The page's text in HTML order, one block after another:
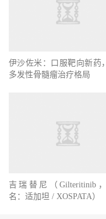
伊沙佐米：口服靶向新药
多发性骨髓瘤治疗格局
吉瑞替尼（Gilteritinib
名：适加坦 / XOSPATA）